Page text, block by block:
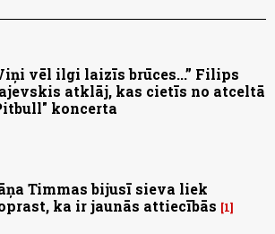
vēl ilgi laizīs brūces...” Filips
atklāj, kas cietīs no atceltā
koncerta
Timmas bijusī sieva liek
ka ir jaunās attiecībās
1